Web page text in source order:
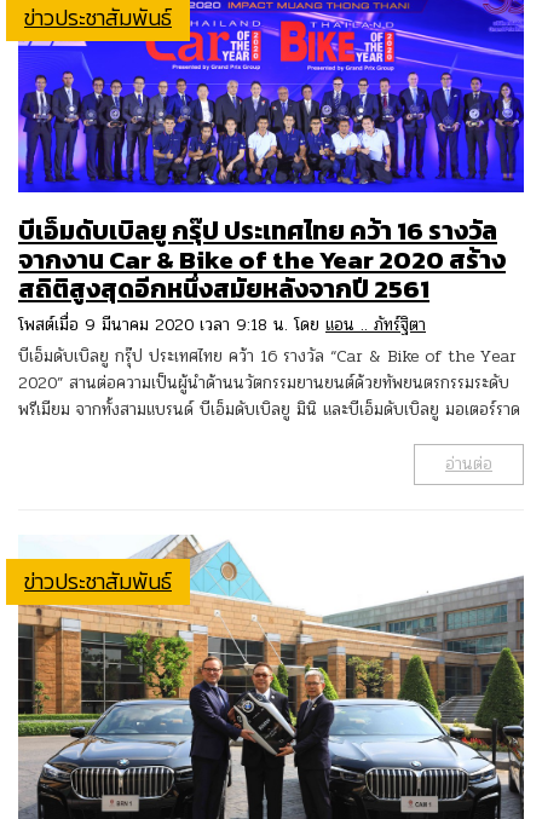
ข่าวประชาสัมพันธ์
บีเอ็มดับเบิลยู กรุ๊ป ประเทศไทย คว้า 16 รางวัล
จากงาน Car & Bike of the Year 2020 สร้าง
สถิติสูงสุดอีกหนึ่งสมัยหลังจากปี 2561
โพสต์เมื่อ 9 มีนาคม 2020 เวลา 9:18 น. โดย แอน .. ภัทร์ฐิตา
บีเอ็มดับเบิลยู กรุ๊ป ประเทศไทย คว้า 16 รางวัล “Car & Bike of the Year
2020” สานต่อความเป็นผู้นำด้านนวัตกรรมยานยนต์ด้วยทัพยนตรกรรมระดับ
พรีเมียม จากทั้งสามแบรนด์ บีเอ็มดับเบิลยู มินิ และบีเอ็มดับเบิลยู มอเตอร์ราด
อ่านต่อ
ข่าวประชาสัมพันธ์